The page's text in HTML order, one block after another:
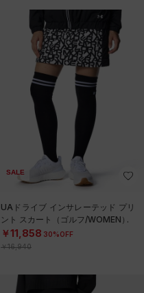
SALE
UAドライブ インサレーテッド プリ
ント スカート（ゴルフ/WOMEN）
￥11,858 30%OFF
￥16,940